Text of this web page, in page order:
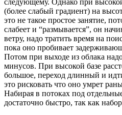
следующему. Однако при
(более слабый градиент) на
это не такое простое занятие,
слабеет и “размывается”, он
ветру, надо тратить время на
пока оно пробивает
Потом при выходе из облака
минусов. При высокой базе
большое, переход длинный и
это рисковать что оно умрет
Набирая в потоках под
достаточно быстро, так как